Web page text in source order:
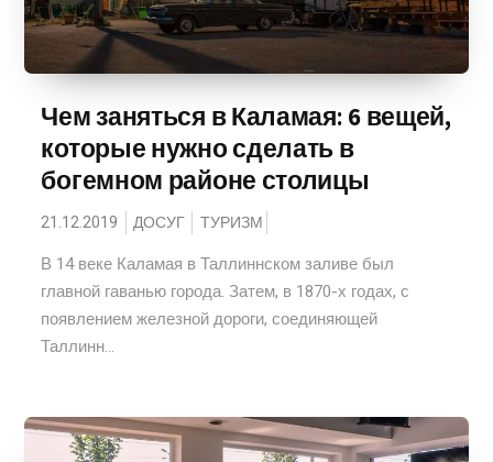
Чем заняться в Каламая: 6 вещей,
которые нужно сделать в
богемном районе столицы
21.12.2019 ДОСУГ ТУРИЗМ
В 14 веке Каламая в Таллиннском заливе был
главной гаванью города. Затем, в 1870-х годах, с
появлением железной дороги, соединяющей
Таллинн...